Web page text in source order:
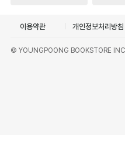
이용약관 개인정보처리방침
© YOUNGPOONG BOOKSTORE